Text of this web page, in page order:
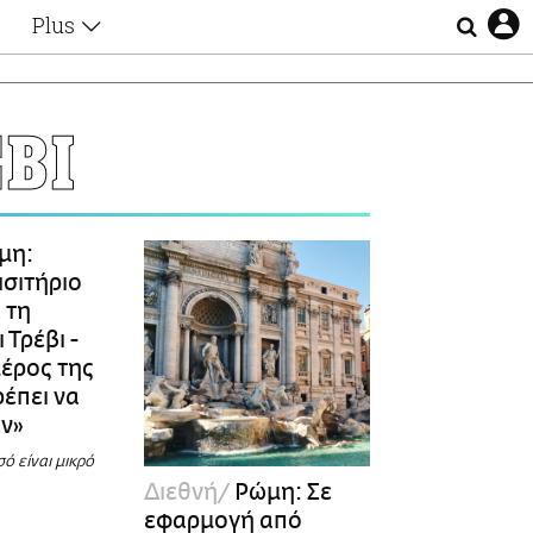
Plus
Αφιερώματα
Ζώδια
Απώλειες
Επιλογές
τη
Τρέβι -
της
να
είναι μικρό
Διεθνή Ρώμη: Σε
εφαρμογή από